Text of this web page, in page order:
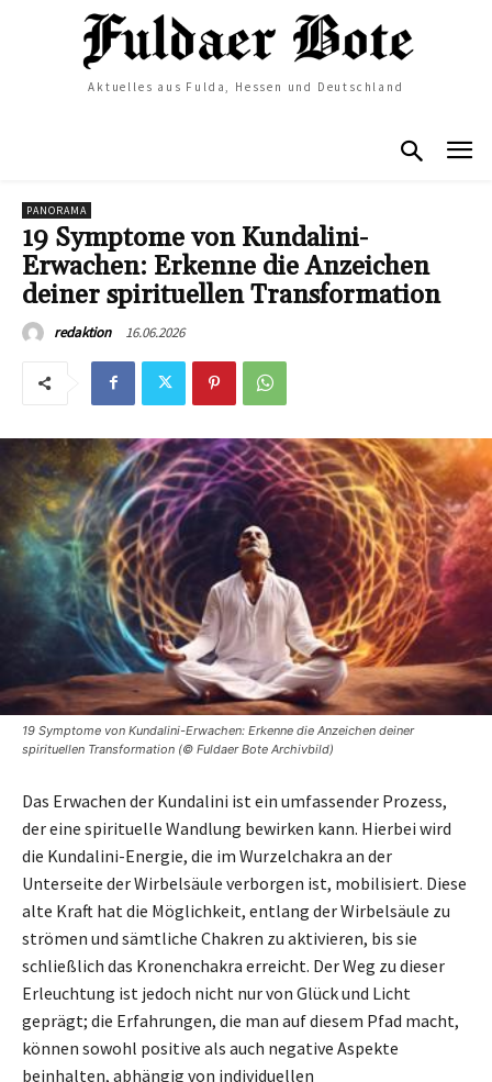
Aktuelles aus Fulda, Hessen und Deutschland
PANORAMA
19 Symptome von Kundalini-
Erwachen: Erkenne die Anzeichen
deiner spirituellen Transformation
redaktion 16.06.2026
19 Symptome von Kundalini-Erwachen: Erkenne die Anzeichen deiner
spirituellen Transformation (© Fuldaer Bote Archivbild)
Das Erwachen der Kundalini ist ein umfassender Prozess,
der eine spirituelle Wandlung bewirken kann. Hierbei wird
die Kundalini-Energie, die im Wurzelchakra an der
Unterseite der Wirbelsäule verborgen ist, mobilisiert. Diese
alte Kraft hat die Möglichkeit, entlang der Wirbelsäule zu
strömen und sämtliche Chakren zu aktivieren, bis sie
schließlich das Kronenchakra erreicht. Der Weg zu dieser
Erleuchtung ist jedoch nicht nur von Glück und Licht
geprägt; die Erfahrungen, die man auf diesem Pfad macht,
können sowohl positive als auch negative Aspekte
beinhalten, abhängig von individuellen